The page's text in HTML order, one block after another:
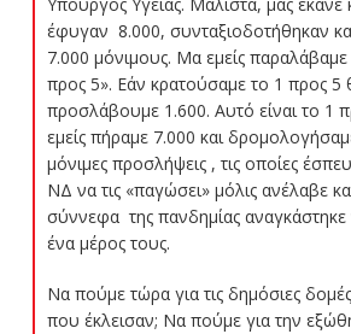
Υπουργός Υγείας. Μάλιστα, μας έκανε
έφυγαν 8.000, συνταξιοδοτήθηκαν
7.000 μόνιμους. Μα εμείς
προς 5». Εάν κρατούσαμε το 1 προς 5
προσλάβουμε 1.600. Αυτό είναι το 1
εμείς πήραμε 7.000 και
μόνιμες προσλήψεις , τις οποίες
ΝΔ να τις «παγώσει» μόλις ανέλαβε
σύννεφα της πανδημίας αναγκάστηκε
ένα μέρος τους.
Να πούμε τώρα για τις δημόσιες
που έκλεισαν; Να πούμε για την